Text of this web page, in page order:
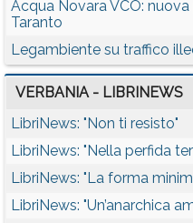
Acqua Novara VCO:
Taranto
Legambiente su traffico
VERBANIA - LIBRINEWS
LibriNews: "Non ti resisto"
LibriNews: "Nella perfida
LibriNews: "La forma
LibriNews: "Un’anarchica